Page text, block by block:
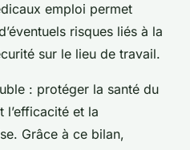
emploi permet
risques liés à la
sur le lieu de travail.
: protéger la santé du
l’efficacité et la
Grâce à ce bilan,